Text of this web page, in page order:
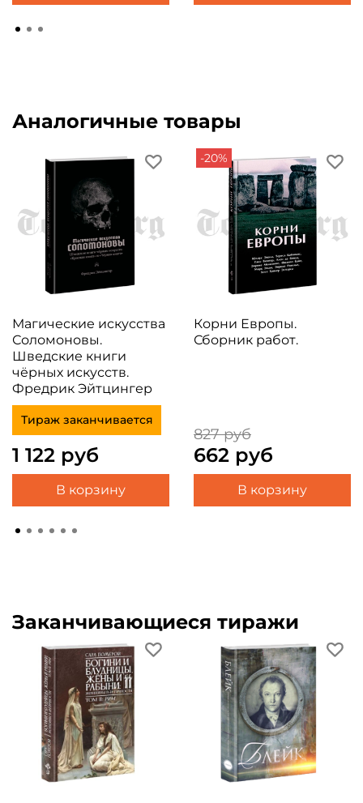
Аналогичные товары
Магические искусства
Соломоновы.
Шведские книги
чёрных искусств.
Фредрик Эйтцингер
Тираж заканчивается
1 122 руб
В корзину
-20%
Корни Европы.
Сборник работ.
827 руб
662 руб
В корзину
Заканчивающиеся тиражи